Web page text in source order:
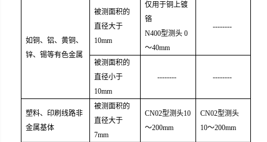
如铜、铝、黄铜、
锌、锡等有色金属
被测面积的
直径大于
10mm
仅用于铜上镀
铬
N400型测头0
～40mm
--------
被测面积的
直径小于
10mm
-------- --------
塑料、印刷线路非
金属基体
被测面积的
直径大于
7mm
CN02型测头10
～200mm
CN02型测头
10～200mm